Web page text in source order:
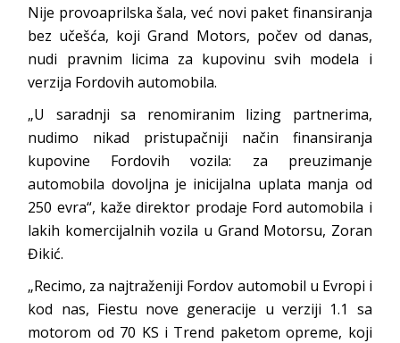
Nije provoaprilska šala, već novi paket finansiranja
bez učešća, koji Grand Motors, počev od danas,
nudi pravnim licima za kupovinu svih modela i
verzija Fordovih automobila.
„U saradnji sa renomiranim lizing partnerima,
nudimo nikad pristupačniji način finansiranja
kupovine Fordovih vozila: za preuzimanje
automobila dovoljna je inicijalna uplata manja od
250 evra“, kaže direktor prodaje Ford automobila i
lakih komercijalnih vozila u Grand Motorsu, Zoran
Đikić.
„Recimo, za najtraženiji Fordov automobil u Evropi i
kod nas, Fiestu nove generacije u verziji 1.1 sa
motorom od 70 KS i Trend paketom opreme, koji